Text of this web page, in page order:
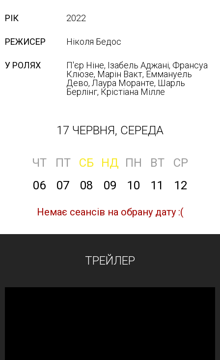
РІК 2022
РЕЖИСЕР Ніколя Бедос
У РОЛЯХ
П'єр Ніне, Ізабель Аджані, Франсуа
Клюзе, Марін Вакт, Еммануель
Дево, Лаура Моранте, Шарль
Берлінг, Крістіана Мілле
17 ЧЕРВНЯ, СЕРЕДА
ЧТ ПТ СБ НД ПН ВТ
СР
06
07 08 09 10 11 12
Немає сеансів на обрану дату :(
ТРЕЙЛЕР